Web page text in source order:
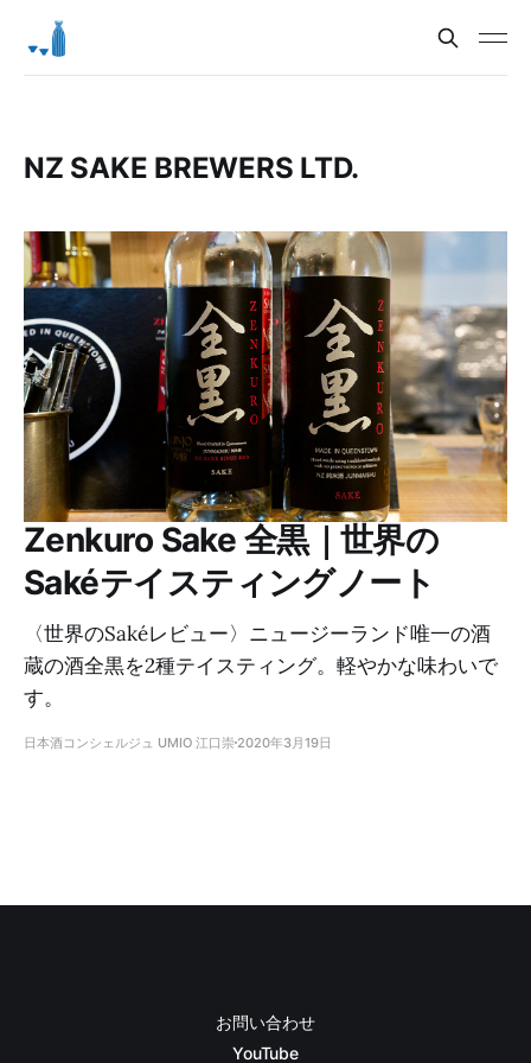
NZ SAKE BREWERS LTD.
Zenkuro Sake 全黒｜世界の
Sakéテイスティングノート
〈世界のSakéレビュー〉ニュージーランド唯一の酒
蔵の酒全黒を2種テイスティング。軽やかな味わいで
す。
日本酒コンシェルジュ UMIO 江口崇 2020年3月19日
お問い合わせ
YouTube